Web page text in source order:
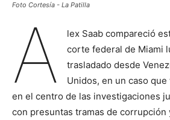
Foto Cortesía - La Patilla
A
lex Saab compareció
corte federal de Miami
trasladado desde
Unidos, en un caso
en el centro de las investigaciones
con presuntas tramas de corrupción